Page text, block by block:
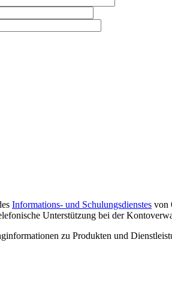
Informations- und Schulungsdienstes von
Unterstützung bei der
zu Produkten und